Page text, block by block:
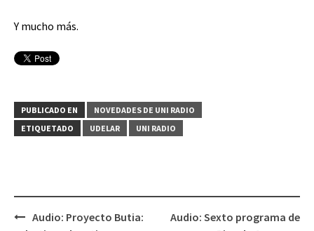
Y mucho más.
PUBLICADO EN
NOVEDADES DE UNI RADIO
ETIQUETADO
UDELAR UNI RADIO
Audio: Proyecto Butia:
Audio: Sexto programa de